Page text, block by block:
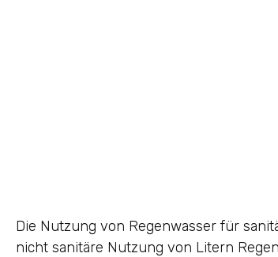
Die Nutzung von Regenwasser für
nicht sanitäre Nutzung von Litern